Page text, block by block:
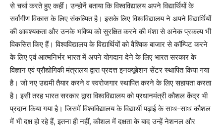
से चर्चा करते हुए कहीं। उन्होनें बताया कि विश्वविद्यालय अपने विद्यार्थियों के
सर्वांगीण विकास के लिए संकल्पित है। इसके लिए विश्वविद्यालय ने अपने विद्यार्थियों
की आवश्यकता और उनके भविष्य को सुरक्षित करने की मंशा से अनेक प्रकल्प भी
विकसित किए हैं। विश्वविद्यालय के विद्यार्थियों को वैश्विक बाजार से कॉम्पिट करने
के लिए एवं आत्मनिर्भर भारत में अपने योगदान देने के लिए भारत सरकार के
विज्ञान एवं प्रौद्योगिकी मंत्रालय द्वारा प्रदत्त इनक्यूबेशन सेंटर स्थापित किया गया
है। जो नए उद्यमी तैयार करने व स्वरोजगार स्थापित करने के लिए सहायता करता
है। इसी तरह भारत सरकार द्वारा विश्वविद्यालय को प्रधानमंत्री कौशल केंद्र भी
प्रदान किया गया है। जिसमें विश्वविद्यालय के विद्यार्थी पढ़ाई के साथ-साथ कौशल
में भी दक्ष हो रहे हैं, इतना ही नहीं, कौशल में दक्षता के बाद उन्हें नेशनल और